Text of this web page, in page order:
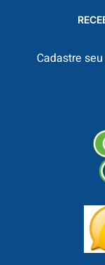
Cadastre